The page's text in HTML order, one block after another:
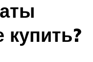
купить?